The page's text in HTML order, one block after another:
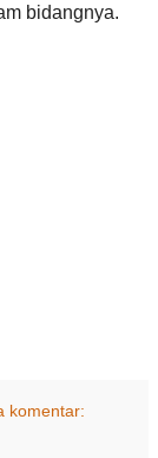
bidangnya.
komentar: